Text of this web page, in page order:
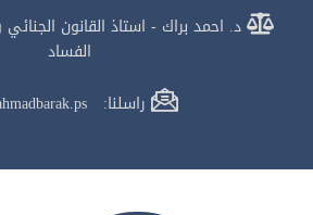
د. احمد براك - استاذ القانون
الفساد
راسلنا: info@ahmadbarak.ps